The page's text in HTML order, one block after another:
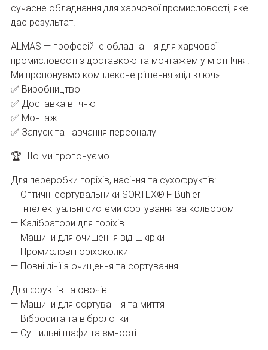
сучасне обладнання для харчової промисловості, яке
дає результат.
ALMAS — професійне обладнання для харчової
промисловості з доставкою та монтажем у місті Ічня.
Ми пропонуємо комплексне рішення «під ключ»:
✅ Виробництво
✅ Доставка в Ічню
✅ Монтаж
✅ Запуск та навчання персоналу
🏆 Що ми пропонуємо
Для переробки горіхів, насіння та сухофруктів:
— Оптичні сортувальники SORTEX® F Bühler
— Інтелектуальні системи сортування за кольором
— Калібратори для горіхів
— Машини для очищення від шкірки
— Промислові горіхоколки
— Повні лінії з очищення та сортування
Для фруктів та овочів:
— Машини для сортування та миття
— Вібросита та вібролотки
— Сушильні шафи та ємності